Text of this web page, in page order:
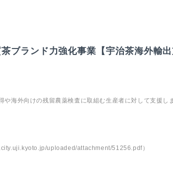
ブランド力強化事業【宇治茶海外輸
海外向けの残留農薬検査に取組む生産者に対して支援し
uploaded/attachment/51256.pdf）